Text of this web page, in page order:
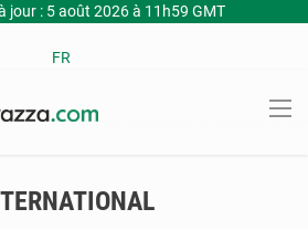
jour : 5 août 2026 à 11h59 GMT
FR